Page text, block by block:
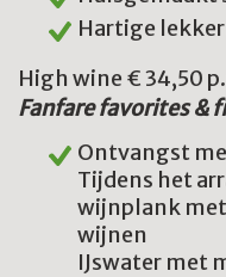
Hartige
High wine € 34,50
Fanfare favorites &
Ontvangst
Tijdens het
wijnplank
wijnen
IJswater met